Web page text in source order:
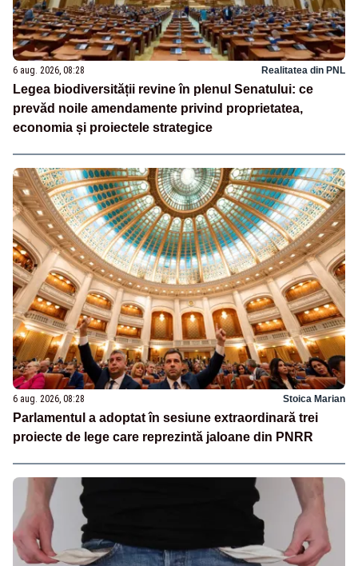
6 aug. 2026, 08:28 Realitatea din PNL
Legea biodiversității revine în plenul Senatului: ce
prevăd noile amendamente privind proprietatea,
economia și proiectele strategice
6 aug. 2026, 08:28 Stoica Marian
Parlamentul a adoptat în sesiune extraordinară trei
proiecte de lege care reprezintă jaloane din PNRR